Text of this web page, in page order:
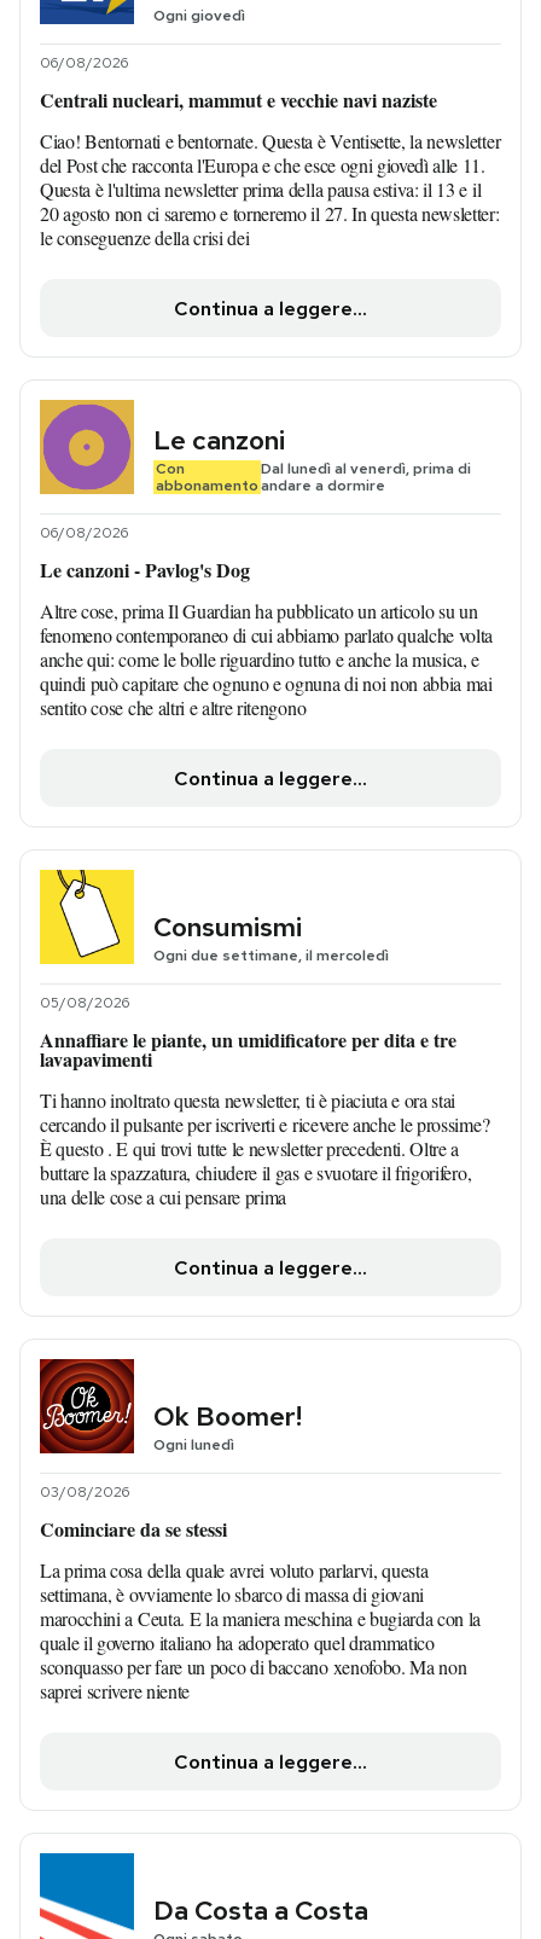
Ogni giovedì
06/08/2026
Centrali nucleari, mammut e vecchie navi naziste
Ciao! Bentornati e bentornate. Questa è Ventisette, la newsletter
del Post che racconta l'Europa e che esce ogni giovedì alle 11.
Questa è l'ultima newsletter prima della pausa estiva: il 13 e il
20 agosto non ci saremo e torneremo il 27. In questa newsletter:
le conseguenze della crisi dei
Continua a leggere...
Le canzoni
Con
abbonamento
Dal lunedì al venerdì, prima di
andare a dormire
06/08/2026
Le canzoni - Pavlog's Dog
Altre cose, prima Il Guardian ha pubblicato un articolo su un
fenomeno contemporaneo di cui abbiamo parlato qualche volta
anche qui: come le bolle riguardino tutto e anche la musica, e
quindi può capitare che ognuno e ognuna di noi non abbia mai
sentito cose che altri e altre ritengono
Continua a leggere...
Consumismi
Ogni due settimane, il mercoledì
05/08/2026
Annaffiare le piante, un umidificatore per dita e tre
lavapavimenti
Ti hanno inoltrato questa newsletter, ti è piaciuta e ora stai
cercando il pulsante per iscriverti e ricevere anche le prossime?
È questo . E qui trovi tutte le newsletter precedenti. Oltre a
buttare la spazzatura, chiudere il gas e svuotare il frigorifero,
una delle cose a cui pensare prima
Continua a leggere...
Ok Boomer!
Ogni lunedì
03/08/2026
Cominciare da se stessi
La prima cosa della quale avrei voluto parlarvi, questa
settimana, è ovviamente lo sbarco di massa di giovani
marocchini a Ceuta. E la maniera meschina e bugiarda con la
quale il governo italiano ha adoperato quel drammatico
sconquasso per fare un poco di baccano xenofobo. Ma non
saprei scrivere niente
Continua a leggere...
Da Costa a Costa